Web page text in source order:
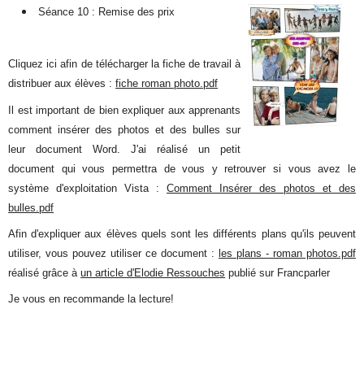
Séance 10 : Remise des prix
Cliquez ici afin de télécharger la fiche de travail à
distribuer aux élèves :fiche roman photo.pdf
Il est important de bien expliquer aux apprenants
comment insérer des photos et des bulles sur
leur document Word. J'ai réalisé un petit
document qui vous permettra de vous y retrouver si vous avez le
système d'exploitation Vista :Comment Insérer des photos et des
bulles.pdf
Afin d'expliquer aux élèves quels sont les différents plans qu'ils peuvent
utiliser, vous pouvez utiliser ce document : les plans - roman photos.pdf
réalisé grâce àun article d'Elodie Ressouches publié sur Francparler
Je vous en recommande la lecture!